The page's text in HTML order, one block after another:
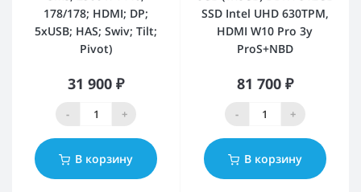
178/178; HDMI; DP;
5xUSB; HAS; Swiv; Tilt;
Pivot)
31 900 ₽
- +
В корзину
SSD Intel UHD 630TPM,
HDMI W10 Pro 3y
ProS+NBD
81 700 ₽
- +
В корзину